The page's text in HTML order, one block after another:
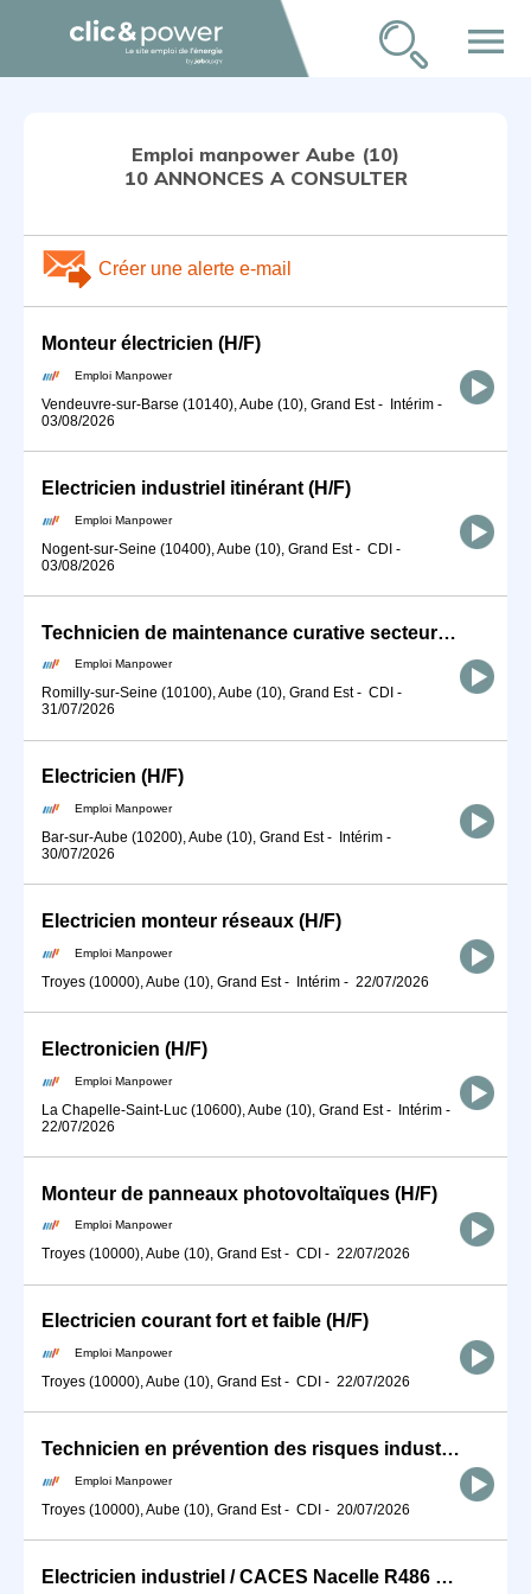
menu
Emploi manpower Aube (10)
10 ANNONCES A CONSULTER
Créer une alerte e-mail
Monteur électricien (H/F)
Emploi Manpower
Vendeuvre-sur-Barse (10140), Aube (10), Grand Est- Intérim -
03/08/2026
Electricien industriel itinérant (H/F)
Emploi Manpower
Nogent-sur-Seine (10400), Aube (10), Grand Est- CDI -
03/08/2026
Technicien de maintenance curative secteur éolien (H/F)
Emploi Manpower
Romilly-sur-Seine (10100), Aube (10), Grand Est- CDI -
31/07/2026
Electricien (H/F)
Emploi Manpower
Bar-sur-Aube (10200), Aube (10), Grand Est- Intérim -
30/07/2026
Electricien monteur réseaux (H/F)
Emploi Manpower
Troyes (10000), Aube (10), Grand Est- Intérim - 22/07/2026
Electronicien (H/F)
Emploi Manpower
La Chapelle-Saint-Luc (10600), Aube (10), Grand Est- Intérim -
22/07/2026
Monteur de panneaux photovoltaïques (H/F)
Emploi Manpower
Troyes (10000), Aube (10), Grand Est- CDI - 22/07/2026
Electricien courant fort et faible (H/F)
Emploi Manpower
Troyes (10000), Aube (10), Grand Est- CDI - 22/07/2026
Technicien en prévention des risques industriels / professionnels (H/F)
Emploi Manpower
Troyes (10000), Aube (10), Grand Est- CDI - 20/07/2026
Electricien industriel / CACES Nacelle R486 B (H/F)